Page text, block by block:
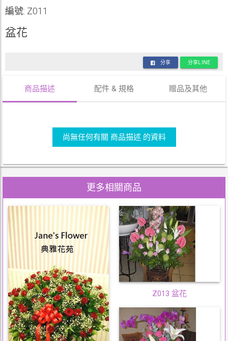
編號: Z011
盆花
分享 分享LINE
商品描述 配件 & 規格 贈品及其他
尚無任何有關 商品描述 的資料
更多相關商品
Z013 盆花